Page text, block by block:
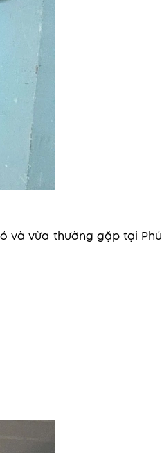
và vừa thường gặp tại Phú